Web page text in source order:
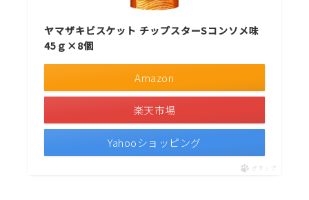
ヤマザキビスケット チップスターSコンソメ味
45ｇ×8個
Amazon
楽天市場
Yahooショッピング
ポチップ